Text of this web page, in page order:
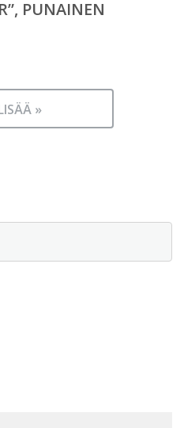
PUNAINEN
»